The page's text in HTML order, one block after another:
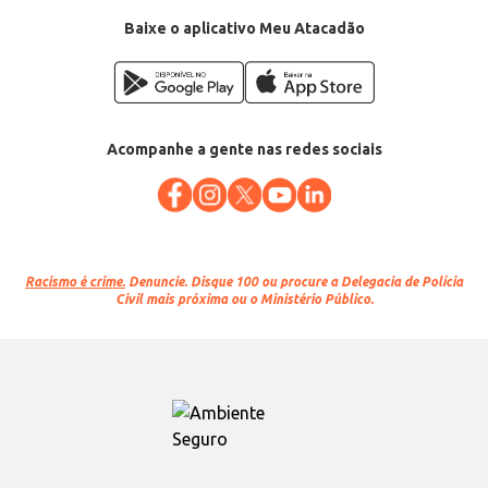
Baixe o aplicativo Meu Atacadão
Acompanhe a gente nas redes sociais
Racismo é crime. Denuncie. Disque 100 ou procure a Delegacia de Polícia
Civil mais próxima ou o Ministério Público.